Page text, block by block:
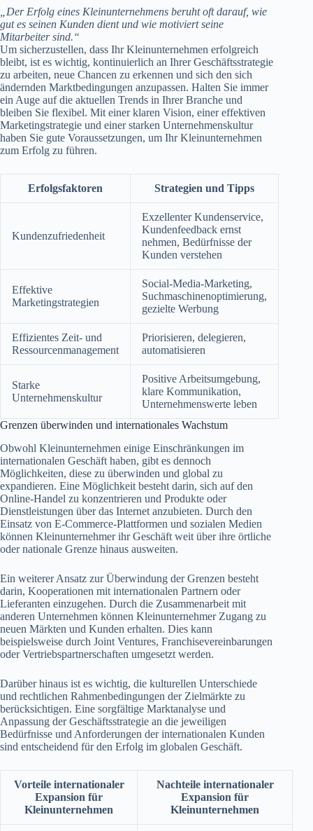
„Der Erfolg eines Kleinunternehmens beruht oft darauf, wie
gut es seinen Kunden dient und wie motiviert seine
Mitarbeiter sind.“
Um sicherzustellen, dass Ihr Kleinunternehmen erfolgreich
bleibt, ist es wichtig, kontinuierlich an Ihrer Geschäftsstrategie
zu arbeiten, neue Chancen zu erkennen und sich den sich
ändernden Marktbedingungen anzupassen. Halten Sie immer
ein Auge auf die aktuellen Trends in Ihrer Branche und
bleiben Sie flexibel. Mit einer klaren Vision, einer effektiven
Marketingstrategie und einer starken Unternehmenskultur
haben Sie gute Voraussetzungen, um Ihr Kleinunternehmen
zum Erfolg zu führen.
Erfolgsfaktoren Strategien und Tipps
Kundenzufriedenheit
Exzellenter Kundenservice,
Kundenfeedback ernst
nehmen, Bedürfnisse der
Kunden verstehen
Effektive
Marketingstrategien
Social-Media-Marketing,
Suchmaschinenoptimierung,
gezielte Werbung
Effizientes Zeit- und
Ressourcenmanagement
Priorisieren, delegieren,
automatisieren
Starke
Unternehmenskultur
Positive Arbeitsumgebung,
klare Kommunikation,
Unternehmenswerte leben
Grenzen überwinden und internationales Wachstum
Obwohl Kleinunternehmen einige Einschränkungen im
internationalen Geschäft haben, gibt es dennoch
Möglichkeiten, diese zu überwinden und global zu
expandieren. Eine Möglichkeit besteht darin, sich auf den
Online-Handel zu konzentrieren und Produkte oder
Dienstleistungen über das Internet anzubieten. Durch den
Einsatz von E-Commerce-Plattformen und sozialen Medien
können Kleinunternehmer ihr Geschäft weit über ihre örtliche
oder nationale Grenze hinaus ausweiten.
Ein weiterer Ansatz zur Überwindung der Grenzen besteht
darin, Kooperationen mit internationalen Partnern oder
Lieferanten einzugehen. Durch die Zusammenarbeit mit
anderen Unternehmen können Kleinunternehmer Zugang zu
neuen Märkten und Kunden erhalten. Dies kann
beispielsweise durch Joint Ventures, Franchisevereinbarungen
oder Vertriebspartnerschaften umgesetzt werden.
Darüber hinaus ist es wichtig, die kulturellen Unterschiede
und rechtlichen Rahmenbedingungen der Zielmärkte zu
berücksichtigen. Eine sorgfältige Marktanalyse und
Anpassung der Geschäftsstrategie an die jeweiligen
Bedürfnisse und Anforderungen der internationalen Kunden
sind entscheidend für den Erfolg im globalen Geschäft.
Vorteile internationaler
Expansion für
Kleinunternehmen
Nachteile internationaler
Expansion für
Kleinunternehmen